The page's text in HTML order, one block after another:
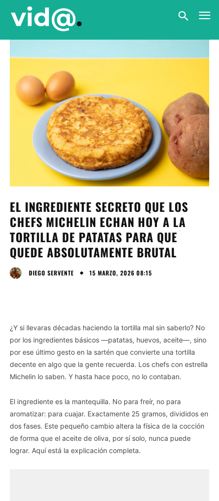
EL INGREDIENTE SECRETO QUE LOS
CHEFS MICHELIN ECHAN HOY A LA
TORTILLA DE PATATAS PARA QUE
QUEDE ABSOLUTAMENTE BRUTAL
DIEGO SERVENTE 15 MARZO, 2026 08:15
¿Y si llevaras décadas haciendo la tortilla mal sin saberlo? No
por los ingredientes básicos —patatas, huevos, aceite—, sino
por ese último gesto en la sartén que convierte una tortilla
decente en algo que la gente recuerda. Los chefs con estrella
Michelin lo saben. Y hasta hace poco, no lo contaban.
El ingrediente es la mantequilla. No para freír, no para
aromatizar: para cuajar. Exactamente 25 gramos, divididos en
dos fases. Este pequeño cambio altera la física de la cocción
de forma que el aceite de oliva, por sí solo, nunca puede
lograr. Aquí está la explicación completa.